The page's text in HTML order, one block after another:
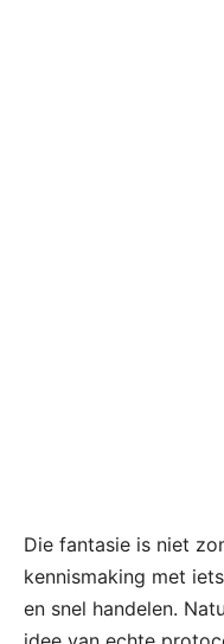
Die fantasie is niet
kennismaking met
en snel handelen.